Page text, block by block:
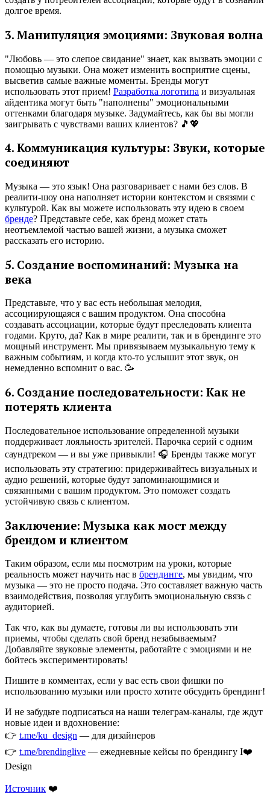
долгое время.
3. Манипуляция эмоциями: Звуковая волна
"Любовь — это слепое свидание" знает, как вызвать эмоции с
помощью музыки. Она может изменить восприятие сцены,
высветив самые важные моменты. Бренды могут
использовать этот прием! Разработка логотипа и визуальная
айдентика могут быть "наполнены" эмоциональными
оттенками благодаря музыке. Задумайтесь, как бы вы могли
заигрывать с чувствами ваших клиентов? 🎵💖
4. Коммуникация культуры: Звуки, которые
соединяют
Музыка — это язык! Она разговаривает с нами без слов. В
реалити-шоу она наполняет истории контекстом и связями с
культурой. Как вы можете использовать эту идею в своем
бренде? Представьте себе, как бренд может стать
неотъемлемой частью вашей жизни, а музыка сможет
рассказать его историю.
5. Создание воспоминаний: Музыка на
века
Представьте, что у вас есть небольшая мелодия,
ассоциирующаяся с вашим продуктом. Она способна
создавать ассоциации, которые будут преследовать клиента
годами. Круто, да? Как в мире реалити, так и в брендинге это
мощный инструмент. Мы привязываем музыкальную тему к
важным событиям, и когда кто-то услышит этот звук, он
немедленно вспомнит о вас. 🥳
6. Создание последовательности: Как не
потерять клиента
Последовательное использование определенной музыки
поддерживает лояльность зрителей. Парочка серий с одним
саундтреком — и вы уже привыкли! 🎧 Бренды также могут
использовать эту стратегию: придерживайтесь визуальных и
аудио решений, которые будут запоминающимися и
связанными с вашим продуктом. Это поможет создать
устойчивую связь с клиентом.
Заключение: Музыка как мост между
брендом и клиентом
Таким образом, если мы посмотрим на уроки, которые
реальность может научить нас в брендинге, мы увидим, что
музыка — это не просто подача. Это составляет важную часть
взаимодействия, позволяя углубить эмоциональную связь с
аудиторией.
Так что, как вы думаете, готовы ли вы использовать эти
приемы, чтобы сделать свой бренд незабываемым?
Добавляйте звуковые элементы, работайте с эмоциями и не
бойтесь экспериментировать!
Пишите в комментах, если у вас есть свои фишки по
использованию музыки или просто хотите обсудить брендинг!
И не забудьте подписаться на наши телеграм-каналы, где ждут
новые идеи и вдохновение:
👉 t.me/ku_design — для дизайнеров
👉 t.me/brendinglive — ежедневные кейсы по брендингу I❤️
Design
Источник ❤️